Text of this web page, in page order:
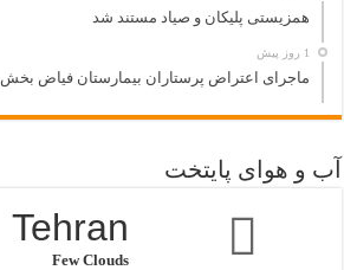
همزیستی پلیکان و صیاد مستند شد
1 روز پیش
ماجرای اعتراض پرستاران بیمارستان فیاض بخش
آب و هوای پایتخت
Tehran
Few Clouds